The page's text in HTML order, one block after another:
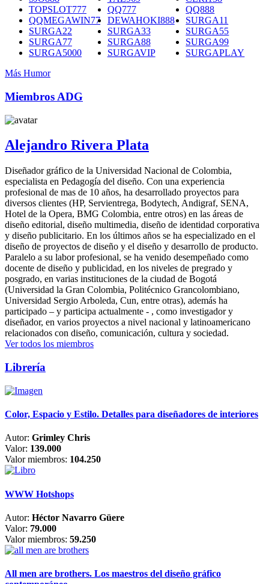
TOPSLOT777
QQ777
QQ888
QQMEGAWIN77
DEWAHOKI888
SURGA11
SURGA22
SURGA33
SURGA55
SURGA77
SURGA88
SURGA99
SURGA5000
SURGAVIP
SURGAPLAY
Más Humor
Miembros ADG
Alejandro Rivera Plata
Diseñador gráfico de la Universidad Nacional de Colombia,
especialista en Pedagogía del diseño. Con una experiencia
profesional de mas de 10 años, ha desarrollado proyectos para
diversos clientes (HP, Servientrega, Bodytech, Andigraf, SENA,
Hotel de la Opera, BMG Colombia, entre otros) en las áreas de
diseño editorial, diseño multimedia, diseño de identidad corporativa
y diseño publicitario. En los últimos años se ha especializado en el
diseño de proyectos de diseño y el diseño y desarrollo de producto.
Paralelo a su labor profesional, se ha venido desempeñado como
docente de diseño y publicidad, en los niveles de pregrado y
posgrado, en varias instituciones de la ciudad de Bogotá
(Universidad la Gran Colombia, Politécnico Grancolombiano,
Universidad Sergio Arboleda, Cun, entre otras), además ha
participado – y participa actualmente - , como investigador y
diseñador, en varios proyectos a nivel nacional y latinoamericano
relacionados con diseño, comunicación, cultura y sociedad.
Ver todos los miembros
Librería
Color, Espacio y Estilo. Detalles para diseñadores de interiores
Autor: Grimley Chris
Valor: 139.000
Valor miembros: 104.250
WWW Hotshops
Autor: Héctor Navarro Güere
Valor: 79.000
Valor miembros: 59.250
All men are brothers. Los maestros del diseño gráfico